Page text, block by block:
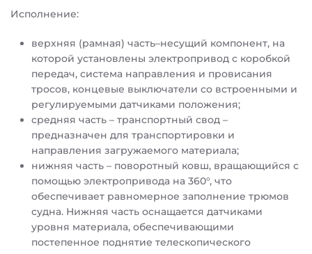
Исполнение:
верхняя (рамная) часть–несущий компонент, на
которой установлены электропривод с коробкой
передач, система направления и провисания
тросов, концевые выключатели со встроенными и
регулируемыми датчиками положения;
средняя часть – транспортный свод –
предназначен для транспортировки и
направления загружаемого материала;
нижняя часть – поворотный ковш, вращающийся с
помощью электропривода на 360°, что
обеспечивает равномерное заполнение трюмов
судна. Нижняя часть оснащается датчиками
уровня материала, обеспечивающими
постепенное поднятие телескопического